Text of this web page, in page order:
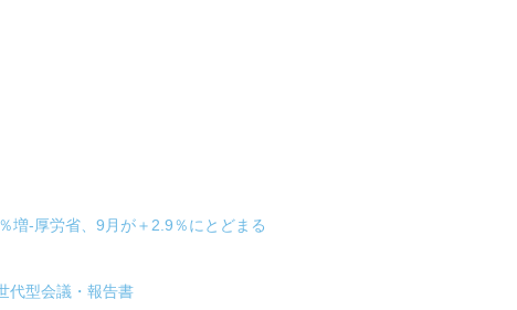
増-厚労省、9月が＋2.9％にとどまる
代型会議・報告書